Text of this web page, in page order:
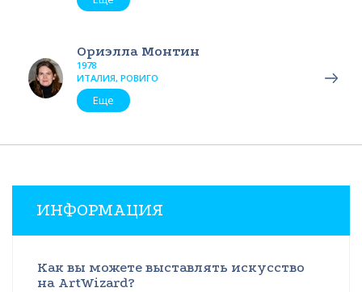
Ориэлла Монтин
1978
ИТАЛИЯ, РОВИГО
Еще
ИНФОРМАЦИЯ
Как вы можете выставлять искусство
на ArtWizard?